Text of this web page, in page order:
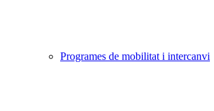
Programes de mobilitat i intercanvi